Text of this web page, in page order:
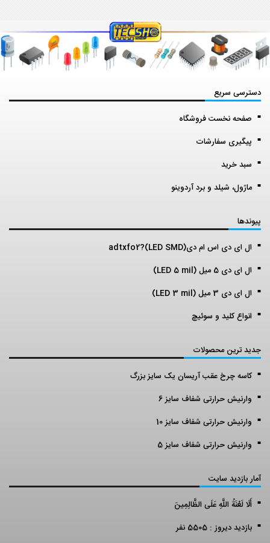
دسترسی سریع
صفحه نخست فروشگاه
پیگیری سفارشات
سبد خرید
ماژول، شیلد و برد آردوینو
پیوندها
ال ای دی اس ام دی(LED SMD)?adtxfo2
ال ای دی 5 میل (LED 5 mil)
ال ای دی 3 میل (LED 3 mil)
انواع کلید و سوئیچ
جدید ترین محصولات
کاسه چرخ عقب آریسان یک سایز بزرگ
وارنیش حرارتی شفاف سایز 6
وارنیش حرارتی شفاف سایز 10
وارنیش حرارتی شفاف سایز 5
آمار بازدید سایت
أَلَا لَعْنَةُ اللَّهِ عَلَى الظَّالِمِينَ
بازدید دیروز : 5505 نفر